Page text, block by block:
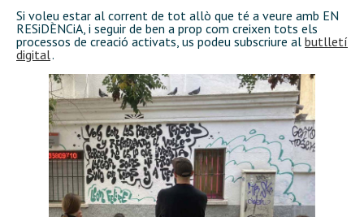
Si voleu estar al corrent de tot allò que té a veure amb EN
RESiDÈNCiA, i seguir de ben a prop com creixen tots els
processos de creació activats, us podeu subscriure al butlletí
digital.